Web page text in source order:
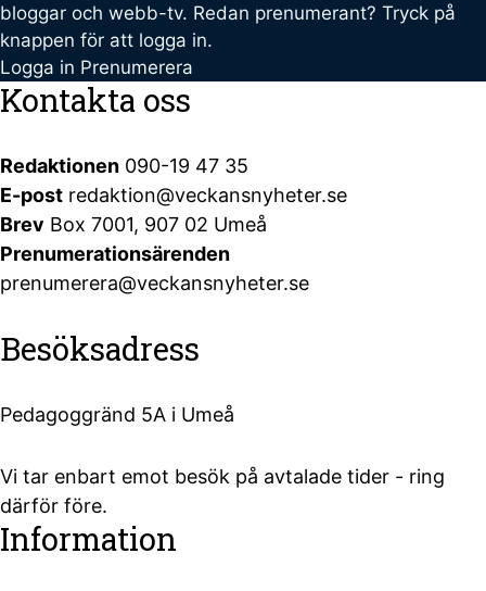
bloggar och webb-tv. Redan prenumerant? Tryck på
knappen för att logga in.
Logga in Prenumerera
Kontakta oss
Redaktionen 090-19 47 35
E-post redaktion@veckansnyheter.se
Brev Box 7001, 907 02 Umeå
Prenumerationsärenden
prenumerera@veckansnyheter.se
Besöksadress
Pedagoggränd 5A i Umeå
Vi tar enbart emot besök på avtalade tider - ring
därför före.
Information